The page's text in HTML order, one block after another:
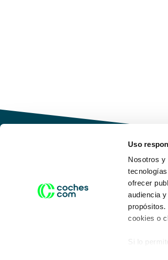
Uso
Nosotros y
ofrecer
audiencia
cookies o
Si lo
Conduce tu futuro,
desata tu movilidad